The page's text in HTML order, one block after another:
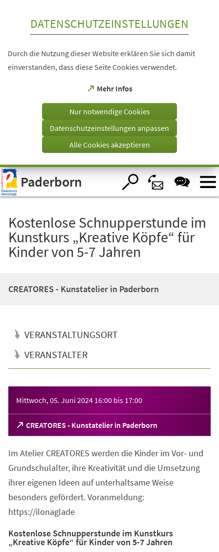
Visuelle
Assistenzsoftware
öffnen.
DATENSCHUTZEINSTELLUNGEN
Durch die Nutzung dieser Website erklären Sie sich damit
einverstanden, dass diese Seite Cookies verwendet.
Mehr Infos
(Öffnet
einem
Tab)
Nur notwendige Cookies
Datenschutzeinstellungen anpassen
Alle Cookies akzeptieren
Paderborn
Kostenlose Schnupperstunde im
Kunstkurs „Kreative Köpfe“ für
Kinder von 5-7 Jahren
CREATORES - Kunstatelier in Paderborn
VERANSTALTUNGSORT
VERANSTALTER
Mittwoch, 05. Juni 2024 16:00 bis 17:00
CREATORES - Kunstatelier in Paderborn
(Öffnet
in
neuen
Tab)
Im Atelier CREATORES werden die Kinder im Vor- und
Grundschulalter, ihre Kreativität und die Umsetzung
ihrer eigenen Ideen auf unterhaltsame Weise
besonders gefördert. Voranmeldung:
https://ilonaglade
Kostenlose Schnupperstunde im Kunstkurs
„Kreative Köpfe“ für Kinder von 5-7 Jahren